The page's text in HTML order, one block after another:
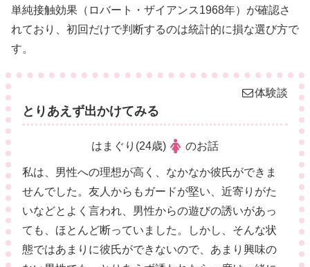
単純接触効果（ロバート・ザイアンス1968年）が確認さ
れており、初回だけで判断するのは統計的に損な選び方で
す。
体験談
とりあえず出かけてみる
はまぐり(24歳) のお話
私は、男性への理想が高く、なかなか彼氏ができま
せんでした。友人からもガードが堅い、近寄りがた
いなどとよく言われ、男性からの遊びの誘いがあっ
ても、ほとんど断っていました。しかし、そんな状
態ではあまりに彼氏ができないので、あまり興味の